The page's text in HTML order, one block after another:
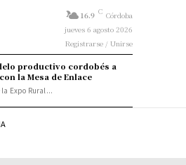
16.9 C Córdoba
jueves 6 agosto 2026
Registrarse / Unirse
productivo cordobés a
la Mesa de Enlace
Expo Rural...